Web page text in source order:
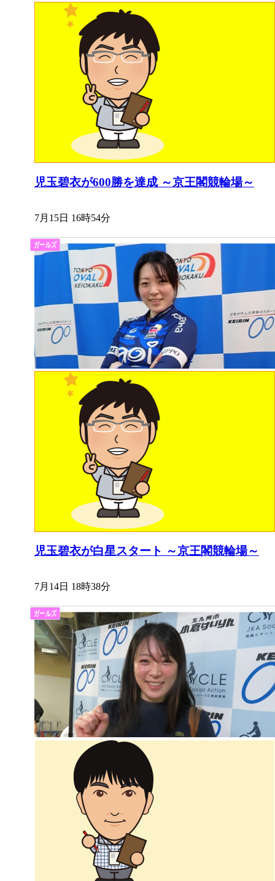
児玉碧衣が600勝を達成 ～京王閣競輪場～
7月15日 16時54分
児玉碧衣が白星スタート ～京王閣競輪場～
7月14日 18時38分